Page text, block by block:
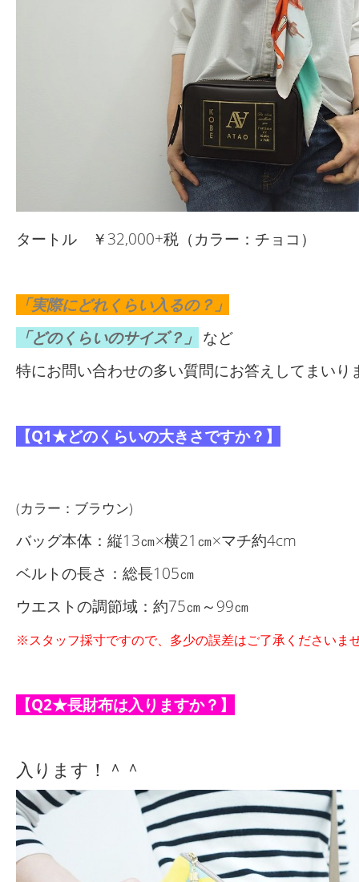
タートル ￥32,000+税（カラー：チョコ）
「実際にどれくらい入るの？」
「どのくらいのサイズ？」 など
特にお問い合わせの多い質問にお答えしてまいり
【Q1★どのくらいの大きさですか？】
(カラー：ブラウン)
バッグ本体：縦13㎝×横21㎝×マチ約4cm
ベルトの長さ：総長105㎝
ウエストの調節域：約75㎝～99㎝
※スタッフ採寸ですので、多少の誤差はご了承くださいま
【Q2★長財布は入りますか？】
入ります！＾＾